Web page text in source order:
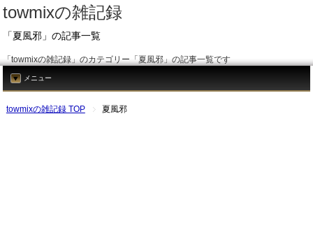
towmixの雑記録
「夏風邪」の記事一覧
「towmixの雑記録」のカテゴリー「夏風邪」の記事一覧です
メニュー
towmixの雑記録 TOP 夏風邪